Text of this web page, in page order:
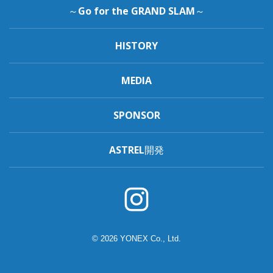
～Go for the GRAND SLAM～
HISTORY
MEDIA
SPONSOR
ASTREL開発
© 2026 YONEX Co., Ltd.